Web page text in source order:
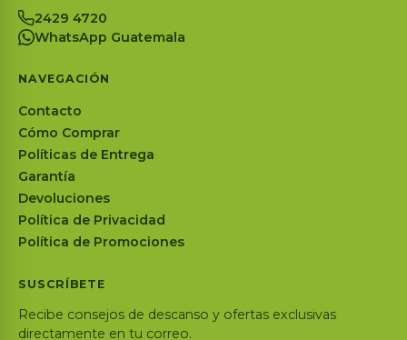
2429 4720
WhatsApp Guatemala
NAVEGACIÓN
Contacto
Cómo Comprar
Políticas de Entrega
Garantía
Devoluciones
Política de Privacidad
Política de Promociones
SUSCRÍBETE
Recibe consejos de descanso y ofertas exclusivas
directamente en tu correo.